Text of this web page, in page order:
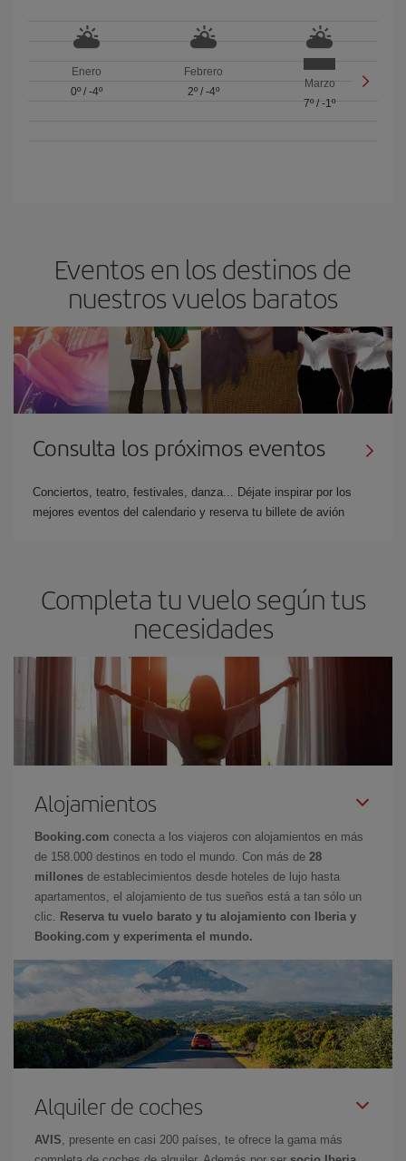
Enero
0º/ -4º
Febrero
2º/ -4º
Marzo
7º/-1º
Eventos en los destinos de
nuestros vuelos baratos
Consulta los próximos eventos
Conciertos, teatro, festivales, danza... Déjate inspirar por los
mejores eventos del calendario y reserva tu billete de avión
Completa tu vuelo según tus
necesidades
Alojamientos
Booking.com conecta a los viajeros con alojamientos en más
de 158.000 destinos en todo el mundo. Con más de 28
millones de establecimientos desde hoteles de lujo hasta
apartamentos, el alojamiento de tus sueños está a tan sólo un
clic.
Reserva tu vuelo barato y tu alojamiento con Iberia y
Booking.com y experimenta el mundo.
Alquiler de coches
AVIS , presente en casi 200 países, te ofrece la gama más